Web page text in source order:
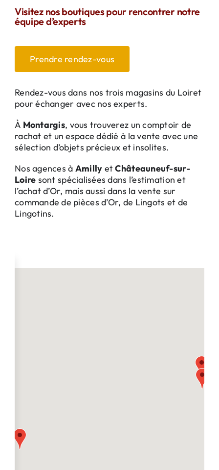
Visitez nos boutiques pour rencontrer notre
équipe d’experts
Prendre rendez-vous
Rendez-vous dans nos trois magasins du Loiret
pour échanger avec nos experts.
À Montargis, vous trouverez un comptoir de
rachat et un espace dédié à la vente avec une
sélection d’objets précieux et insolites.
Nos agences à Amilly etChâteauneuf-sur-
Loire sont spécialisées dans l’estimation et
l’achat d’Or, mais aussi dans la vente sur
commande de pièces d’Or, de Lingots et de
Lingotins.